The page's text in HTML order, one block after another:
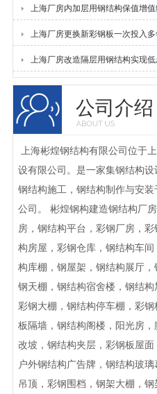
上海厂房内加层用钢结构保值增值
上海厂房更换新彩钢板一次投入多
上海厂房改造隔层用钢结构实现低
公司介绍
上海彬煌钢结构有限公司位于
设有限公司。是一家集钢结构
钢结构施工，钢结构制作与安
公司。 彬煌钢构建造钢结构厂
房，钢结构平台，彩钢厂房，
构房屋，彩钢仓库，钢结构车
构库棚，钢屋架，钢结构展厅
钢天棚，钢结构宿舍楼，钢结
彩钢大棚，钢结构停车棚，彩
板隔墙，钢结构阁楼，阳光房
改坡，钢结构夹层，彩钢板屋
户外钢结构广告牌，钢结构玻
吊顶，彩钢围档，钢架大棚，